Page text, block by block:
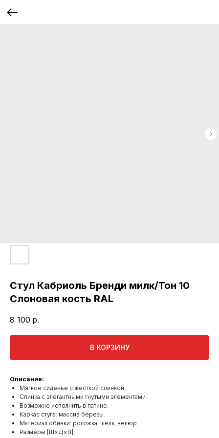
Стул Кабриоль Бренди милк/Тон 10
Слоновая кость RAL
8 100 р.
В КОРЗИНУ
Описание:
Мягкое сиденье с жёсткой спинкой.
Спинка с элегантными гнутыми элементами.
Возможно исполнить в патине.
Каркас стула: массив березы.
Материал обивки: рогожка, шёлк, велюр.
Размеры [Ш×Д×В]: